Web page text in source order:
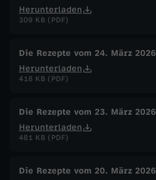
Herunterladen
309 KB (PDF)
Die Rezepte vom 24. März 2026
Herunterladen
418 KB (PDF)
Die Rezepte vom 23. März 2026
Herunterladen
481 KB (PDF)
Die Rezepte vom 20. März 2026